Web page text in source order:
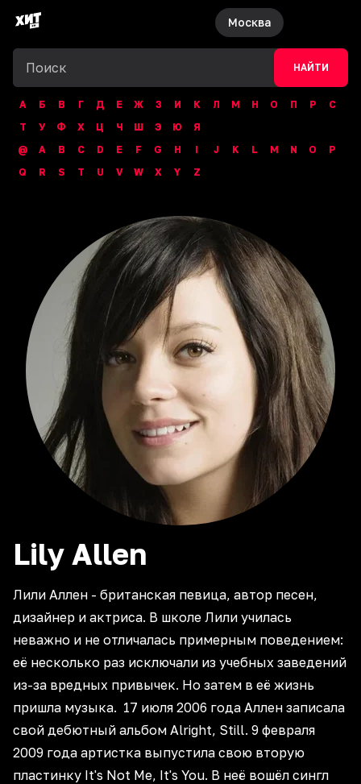
Москва
НАЙТИ
А Б В Г Д Е Ж З И К Л М Н О П Р
С
Т
У Ф Х Ц Ч Ш Э Ю
Я
@
A B C D E F G H I J K L M N O
P
Q
R S T U V W X Y Z
Lily Allen
Лили Аллен - британская певица, автор песен,
дизайнер и актриса. В школе Лили училась
неважно и не отличалась примерным поведением:
её несколько раз исключали из учебных заведений
из-за вредных привычек. Но затем в её жизнь
пришла музыка. 17 июля 2006 года Аллен записала
свой дебютный альбом Alright, Still. 9 февраля
2009 года артистка выпустила свою вторую
пластинку It's Not Me, It's You. В неё вошёл сингл